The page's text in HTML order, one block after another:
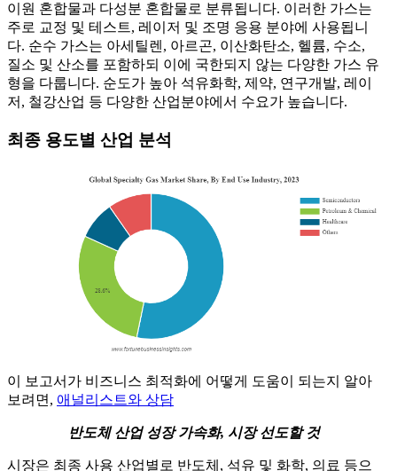
이원 혼합물과 다성분 혼합물로 분류됩니다. 이러한 가스는
주로 교정 및 테스트, 레이저 및 조명 응용 분야에 사용됩니
다. 순수 가스는 아세틸렌, 아르곤, 이산화탄소, 헬륨, 수소,
질소 및 산소를 포함하되 이에 국한되지 않는 다양한 가스 유
형을 다룹니다. 순도가 높아 석유화학, 제약, 연구개발, 레이
저, 철강산업 등 다양한 산업분야에서 수요가 높습니다.
최종 용도별 산업 분석
이 보고서가 비즈니스 최적화에 어떻게 도움이 되는지 알아
보려면, 애널리스트와 상담
반도체 산업 성장 가속화, 시장 선도할 것
시장은 최종 사용 산업별로 반도체, 석유 및 화학, 의료 등으